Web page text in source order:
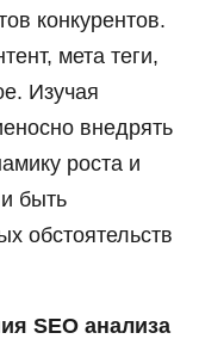
конкурентов.
мета теги,
Изучая
внедрять
роста и
быть
обстоятельств
SEO анализа